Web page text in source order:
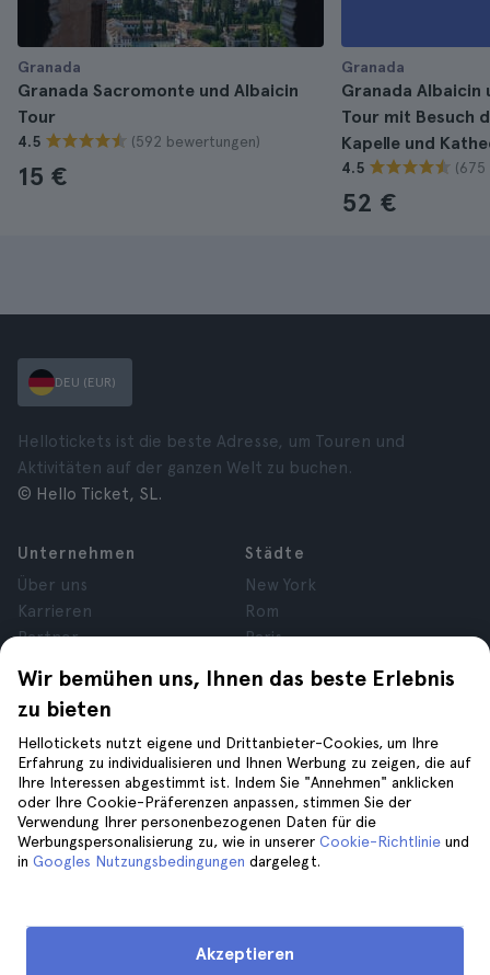
Granada
Granada Sacromonte und Albaicin
Tour
4.5 (592 bewertungen)
15 €
Granada
Granada Albaicin
Tour mit Besuch
Kapelle und
4.5 (675
52 €
Wir bemühen uns, Ihnen das beste Erlebnis
zu bieten
Hellotickets nutzt eigene und Drittanbieter-Cookies, um Ihre
Erfahrung zu individualisieren und Ihnen Werbung zu zeigen, die auf
Ihre Interessen abgestimmt ist. Indem Sie "Annehmen" anklicken
oder Ihre Cookie-Präferenzen anpassen, stimmen Sie der
Verwendung Ihrer personenbezogenen Daten für die
Werbungspersonalisierung zu, wie in unserer Cookie-Richtlinie und
in Googles Nutzungsbedingungen dargelegt.
Akzeptieren
DEU (EUR)
Hellotickets ist die beste Adresse, um Touren und
Aktivitäten auf der ganzen Welt zu buchen.
© Hello Ticket, SL.
Unternehmen
Über uns
Karrieren
Partner
Datenschutz
Allgemeine
Geschäftsbedingungen
Cookies
Impressum
Städte
New York
Rom
Paris
Granada
Teneriffa
Hilfe
Folge uns auf